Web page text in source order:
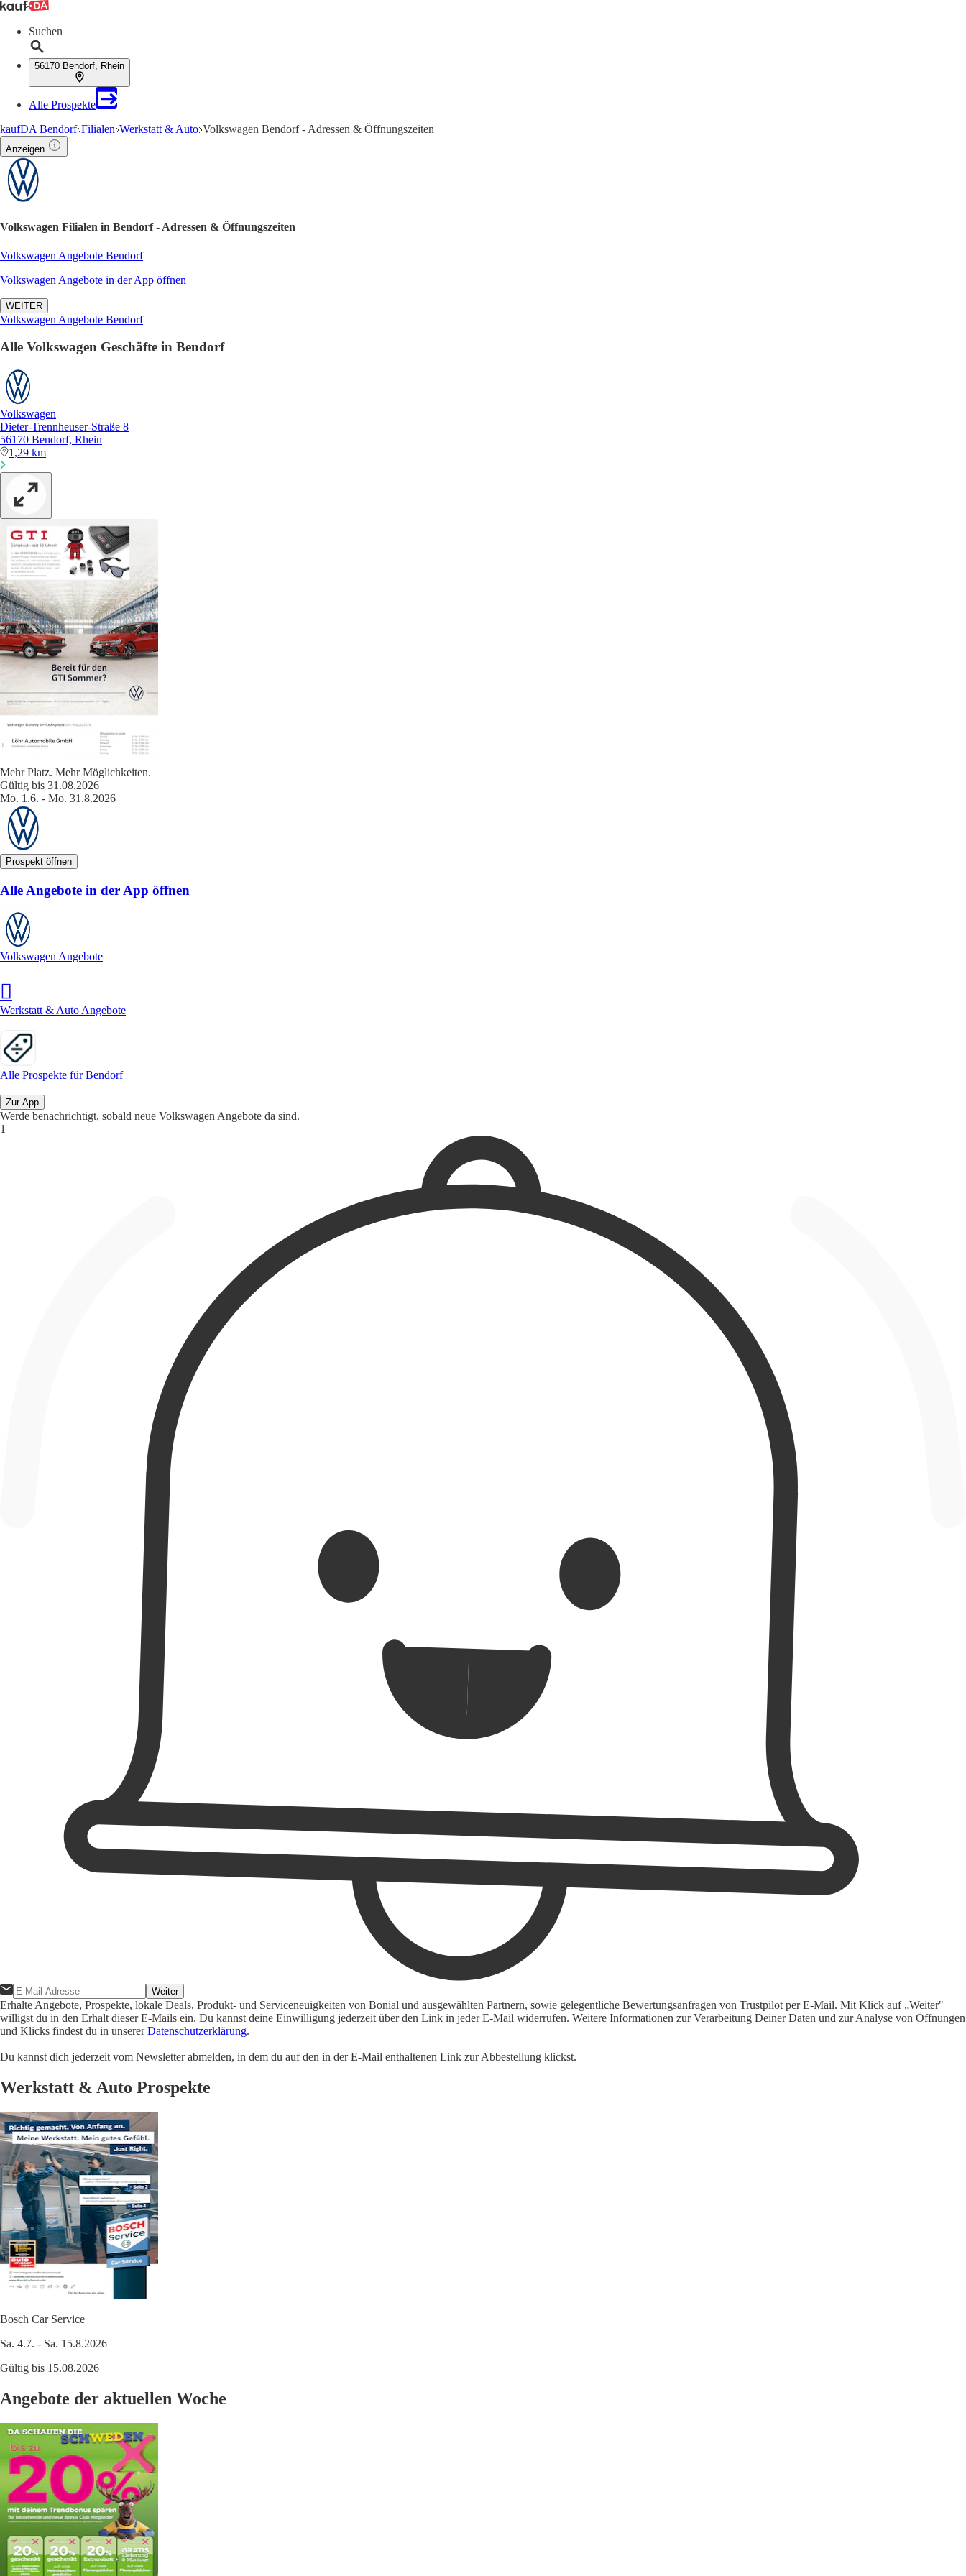
Suchen
56170 Bendorf, Rhein
Alle Prospekte
kaufDA Bendorf Filialen Werkstatt & Auto Volkswagen Bendorf - Adressen & Öffnungszeiten
Anzeigen
Volkswagen Filialen in Bendorf - Adressen & Öffnungszeiten
Volkswagen Angebote Bendorf
Volkswagen Angebote in der App öffnen
WEITER
Volkswagen Angebote Bendorf
Alle Volkswagen Geschäfte in Bendorf
Volkswagen
Dieter-Trennheuser-Straße 8
56170 Bendorf, Rhein
1,29 km
Mehr Platz. Mehr Möglichkeiten.
Gültig bis 31.08.2026
Mo. 1.6. - Mo. 31.8.2026
Prospekt öffnen
Alle Angebote in der App öffnen
Volkswagen Angebote
Werkstatt & Auto Angebote
Alle Prospekte für Bendorf
Zur App
Werde benachrichtigt, sobald neue Volkswagen Angebote da sind.
Weiter
Erhalte Angebote, Prospekte, lokale Deals, Produkt- und Serviceneuigkeiten von Bonial und ausgewählten Partnern, sowie gelegentliche Bewertungsanfragen von Trustpilot per E-Mail. Mit Klick auf „Weiter"
willigst du in den Erhalt dieser E-Mails ein. Du kannst deine Einwilligung jederzeit über den Link in jeder E-Mail widerrufen. Weitere Informationen zur Verarbeitung Deiner Daten und zur Analyse von Öffnungen
und Klicks findest du in unsererDatenschutzerklärung.
Du kannst dich jederzeit vom Newsletter abmelden, in dem du auf den in der E-Mail enthaltenen Link zur Abbestellung klickst.
Werkstatt & Auto Prospekte
Bosch Car Service
Sa. 4.7. - Sa. 15.8.2026
Gültig bis 15.08.2026
Angebote der aktuellen Woche